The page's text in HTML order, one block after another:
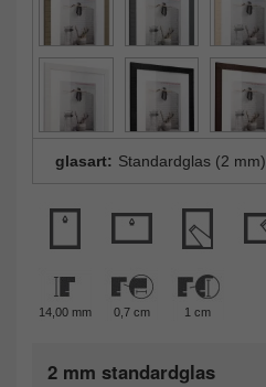
glasart: Standardglas (2 mm)
14,00 mm 0,7 cm 1 cm
2 mm standardglas